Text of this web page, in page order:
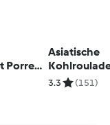
Porree,
Asiatische
Zitronenreis
3.3 (151)